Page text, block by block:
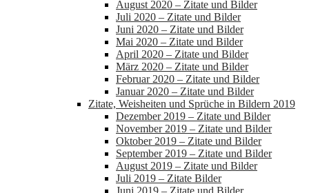
August 2020 – Zitate und Bilder
Juli 2020 – Zitate und Bilder
Juni 2020 – Zitate und Bilder
Mai 2020 – Zitate und Bilder
April 2020 – Zitate und Bilder
März 2020 – Zitate und Bilder
Februar 2020 – Zitate und Bilder
Januar 2020 – Zitate und Bilder
Zitate, Weisheiten und Sprüche in Bildern 2019
Dezember 2019 – Zitate und Bilder
November 2019 – Zitate und Bilder
Oktober 2019 – Zitate und Bilder
September 2019 – Zitate und Bilder
August 2019 – Zitate und Bilder
Juli 2019 – Zitate Bilder
Juni 2019 – Zitate und Bilder